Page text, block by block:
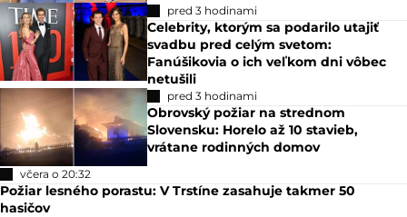
pred 3 hodinami
Celebrity, ktorým sa podarilo utajiť
svadbu pred celým svetom:
Fanúšikovia o ich veľkom dni vôbec
netušili
pred 3 hodinami
Obrovský požiar na strednom
Slovensku: Horelo až 10 stavieb,
vrátane rodinných domov
včera o 20:32
Požiar lesného porastu: V Trstíne zasahuje takmer 50
hasičov